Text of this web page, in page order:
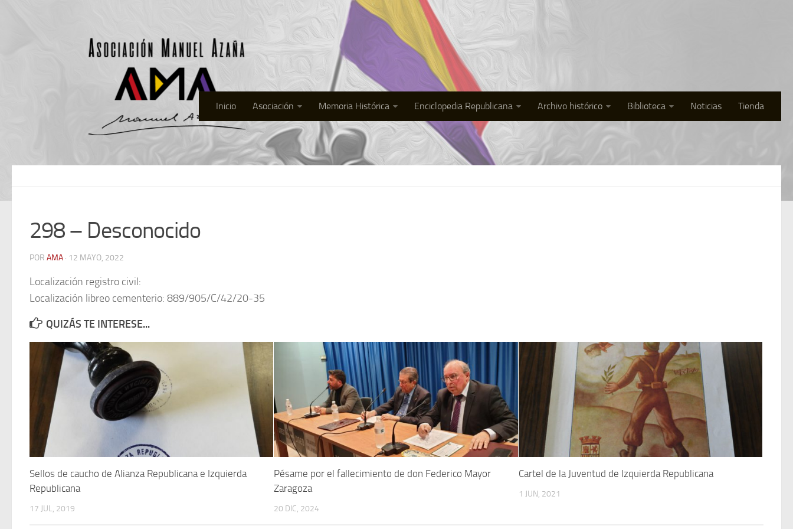
Inicio Asociación Memoria Histórica Enciclopedia Republicana Archivo histórico Biblioteca Noticias Tienda
298 – Desconocido
POR AMA · 12 MAYO, 2022
Localización registro civil:
Localización libreo cementerio: 889/905/C/42/20-35
QUIZÁS TE INTERESE...
Sellos de caucho de Alianza Republicana e Izquierda
Republicana
17 JUL, 2019
Pésame por el fallecimiento de don Federico Mayor
Zaragoza
20 DIC, 2024
Cartel de la Juventud de Izquierda Republicana
1 JUN, 2021